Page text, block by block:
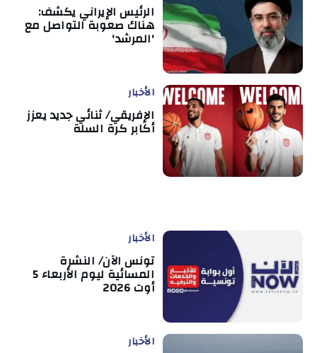
الرئيس الإيراني يكشف:
هناك صعوبة التواصل مع
'المرشد'
الأخبار
الإفريقي/ ثنائي جديد يعزز
أكابر كرة السلة
الأخبار
تونس الآن/ النشرة
المسائية ليوم الأربعاء 5
أوت 2026
الأخبار